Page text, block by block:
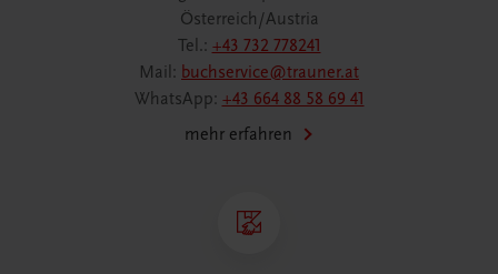
Österreich/Austria
Tel.: +43 732 778241
Mail: buchservice@trauner.at
WhatsApp: +43 664 88 58 69 41
mehr erfahren